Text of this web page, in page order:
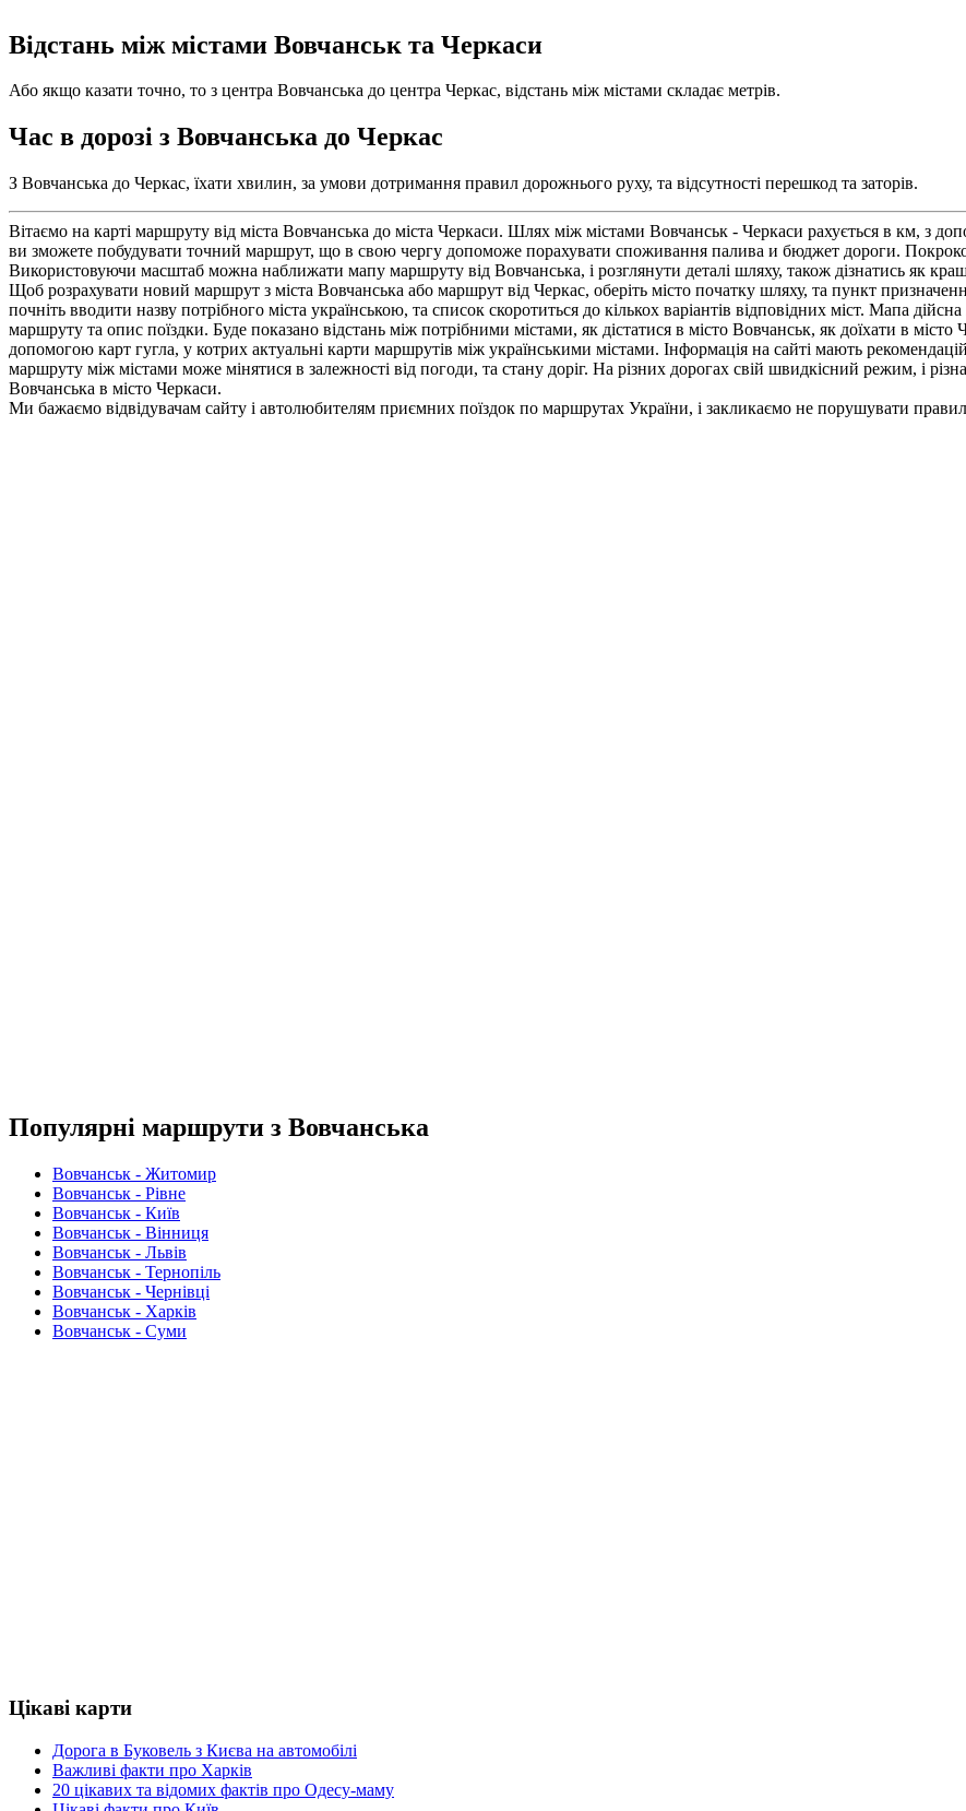
Відстань між містами Вовчанськ та Черкаси
Або якщо казати точно, то з центра Вовчанська до центра Черкас, відстань між містами складає метрів.
Час в дорозі з Вовчанська до Черкас
З Вовчанська до Черкас, їхати хвилин, за умови дотримання правил дорожнього руху, та відсутності перешкод та заторів.
Вітаємо на карті маршруту від міста Вовчанська до міста Черкаси. Шлях між містами Вовчанськ - Черкаси рахується в км, з
ви зможете побудувати точний маршрут, що в свою чергу допоможе порахувати споживання палива и бюджет дороги.
Використовуючи масштаб можна наближати мапу маршруту від Вовчанська, і розглянути деталі шляху, також дізнатись як
Щоб розрахувати новий маршрут з міста Вовчанська або маршрут від Черкас, оберіть місто початку шляху, та пункт
почніть вводити назву потрібного міста українською, та список скоротиться до кількох варіантів відповідних міст. Мапа
маршруту та опис поїздки. Буде показано відстань між потрібними містами, як дістатися в місто Вовчанськ, як доїхати в
допомогою карт гугла, у котрих актуальні карти маршрутів між українськими містами. Інформація на сайті мають
маршруту між містами може мінятися в залежності від погоди, та стану доріг. На різних дорогах свій швидкісний режим, і
Вовчанська в місто Черкаси.
Ми бажаємо відвідувачам сайту і автолюбителям приємних поїздок по маршрутах України, і закликаємо не порушувати
Популярні маршрути з Вовчанська
Вовчанськ - Житомир
Вовчанськ - Рівне
Вовчанськ - Київ
Вовчанськ - Вінниця
Вовчанськ - Львів
Вовчанськ - Тернопіль
Вовчанськ - Чернівці
Вовчанськ - Харків
Вовчанськ - Суми
Цікаві карти
Дорога в Буковель з Києва на автомобілі
Важливі факти про Харків
20 цікавих та відомих фактів про Одесу-маму